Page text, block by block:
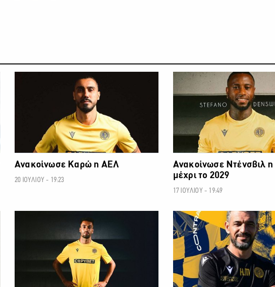
Ανακοίνωσε Καρώ η ΑΕΛ
20 ΙΟΥΛΙΟΥ - 19:23
Ανακοίνωσε Ντένσβιλ
μέχρι το 2029
17 ΙΟΥΛΙΟΥ - 19:49